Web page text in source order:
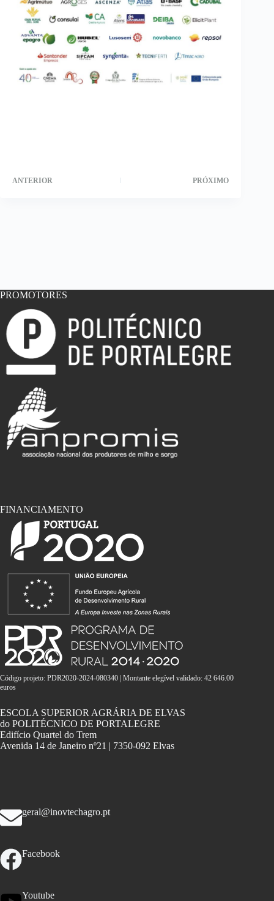
ANTERIOR PRÓXIMO
PROMOTORES
FINANCIAMENTO
Código projeto: PDR2020-2024-080340 | Montante elegível validado: 42 646.00
euros
ESCOLA SUPERIOR AGRÁRIA DE ELVAS
do POLITÉCNICO DE PORTALEGRE
Edifício Quartel do Trem
Avenida 14 de Janeiro nº21 | 7350-092 Elvas
geral@inovtechagro.pt
Facebook
Youtube